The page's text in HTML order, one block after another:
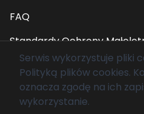
FAQ
Standardy Ochrony
© 2026 Fundacja Mam
zastrzeżone.
Serwis wykorzystuje pliki
Polityką plików cookies.
oznacza zgodę na ich
wykorzystanie.